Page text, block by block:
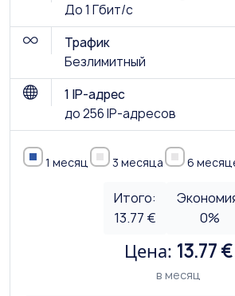
До 1 Гбит/с
Трафик
Безлимитный
1 IP-адрес
до 256 IP-адресов
1 месяц 3 месяца 6
Итого:
13.77 €
0%
Цена: 13.77 €
в месяц